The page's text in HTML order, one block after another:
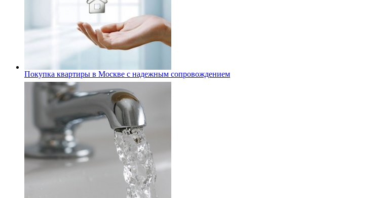
Покупка квартиры в Москве с надежным сопровождением